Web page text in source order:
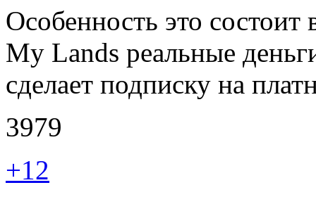
Особенность это состоит
My Lands реальные
сделает подписку на
3979
+12